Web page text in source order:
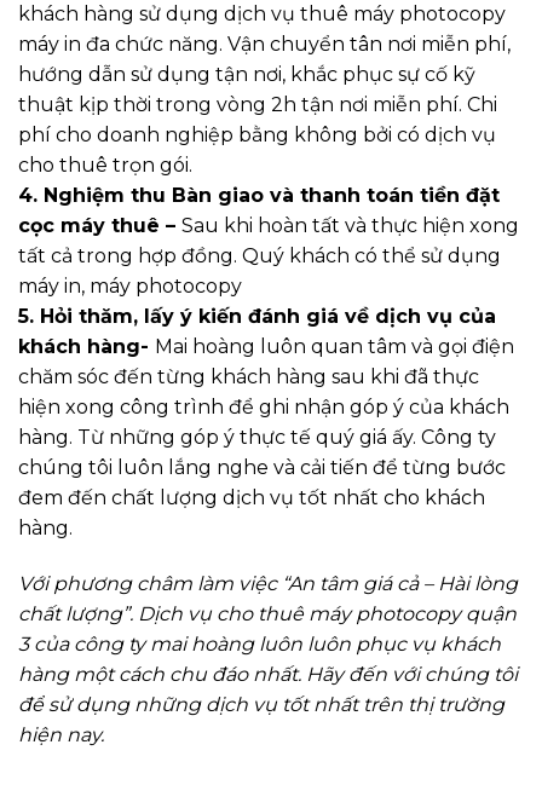
khách hàng sử dụng dịch vụ thuê máy photocopy
máy in đa chức năng. Vận chuyển tân nơi miễn phí,
hướng dẫn sử dụng tận nơi, khắc phục sự cố kỹ
thuật kịp thời trong vòng 2h tận nơi miễn phí. Chi
phí cho doanh nghiệp bằng không bởi có dịch vụ
cho thuê trọn gói.
4. Nghiệm thu Bàn giao và thanh toán tiền đặt
cọc máy thuê – Sau khi hoàn tất và thực hiện xong
tất cả trong hợp đồng. Quý khách có thể sử dụng
máy in, máy photocopy
5. Hỏi thăm, lấy ý kiến đánh giá về dịch vụ của
khách hàng- Mai hoàng luôn quan tâm và gọi điện
chăm sóc đến từng khách hàng sau khi đã thực
hiện xong công trình để ghi nhận góp ý của khách
hàng. Từ những góp ý thực tế quý giá ấy. Công ty
chúng tôi luôn lắng nghe và cải tiến để từng bước
đem đến chất lượng dịch vụ tốt nhất cho khách
hàng.
Với phương châm làm việc “An tâm giá cả – Hài lòng
chất lượng”. Dịch vụ cho thuê máy photocopy quận
3 của công ty mai hoàng luôn luôn phục vụ khách
hàng một cách chu đáo nhất. Hãy đến với chúng tôi
để sử dụng những dịch vụ tốt nhất trên thị trường
hiện nay.